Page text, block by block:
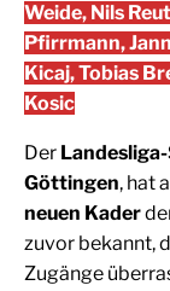
Weide, Nils
Pfirrmann,
Kicaj, Tobias
Kosic
Der
Göttingen, hat
neuen Kader
zuvor bekannt,
Zugänge